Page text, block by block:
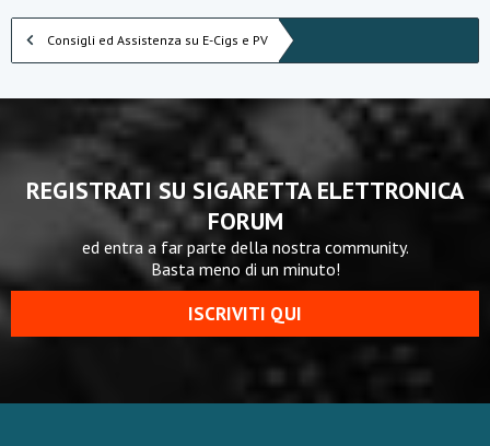
Consigli ed Assistenza su E-Cigs e PV
REGISTRATI SU SIGARETTA ELETTRONICA
FORUM
ed entra a far parte della nostra community.
Basta meno di un minuto!
ISCRIVITI QUI